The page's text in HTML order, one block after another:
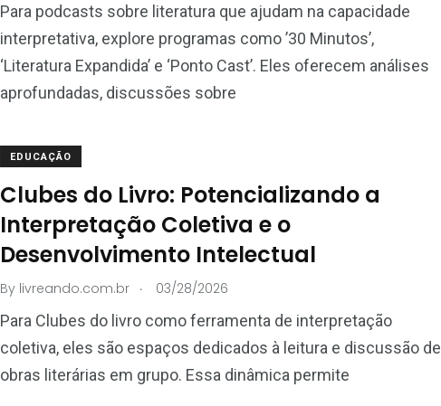
Para podcasts sobre literatura que ajudam na capacidade
interpretativa, explore programas como ’30 Minutos’,
‘Literatura Expandida’ e ‘Ponto Cast’. Eles oferecem análises
aprofundadas, discussões sobre
EDUCAÇÃO
Clubes do Livro: Potencializando a
Interpretação Coletiva e o
Desenvolvimento Intelectual
By livreando.com.br . 03/28/2026
Para Clubes do livro como ferramenta de interpretação
coletiva, eles são espaços dedicados à leitura e discussão de
obras literárias em grupo. Essa dinâmica permite